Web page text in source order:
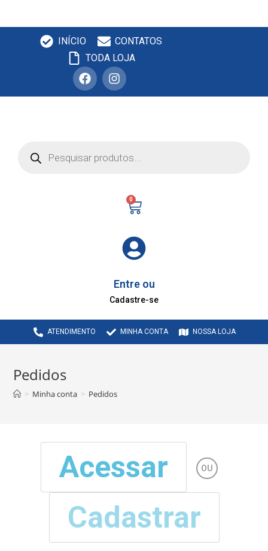
INÍCIO
CONTATOS
TODA LOJA
0
Entre ou
Cadastre-se
ATENDIMENTO MINHA CONTA NOSSA LOJA
Pedidos
> Minha conta > Pedidos
Acessar OU
Cadastrar